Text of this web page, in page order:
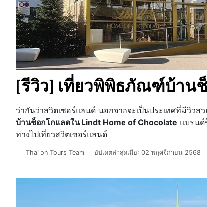
[รีวิว] เที่ยวพิพิธภัณฑ์บ้านช็
ว่ากันว่าสวิตเซอร์แลนด์ นอกจากจะเป็นประเทศที่มีวิวส
บ้านช็อกโกแลตใน Lindt Home of Chocolate แบรนด์
ทางไปเที่ยวสวิตเซอร์แลนด์
รายละเอียด
Thai on Tours Team อัปเดตล่าสุดเมื่อ: 02 พฤศจิกายน 2568